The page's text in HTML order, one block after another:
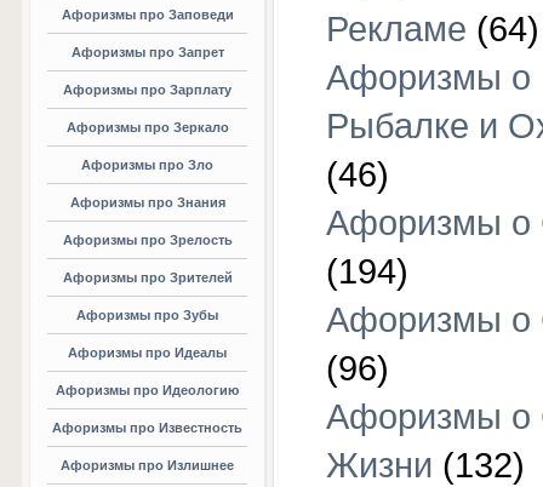
Афоризмы про Заповеди
Афоризмы про Запрет
Афоризмы про Зарплату
Афоризмы про Зеркало
Афоризмы про Зло
Афоризмы про Знания
Афоризмы про Зрелость
Афоризмы про Зрителей
Афоризмы про Зубы
Афоризмы про Идеалы
Афоризмы про Идеологию
Афоризмы про Известность
Афоризмы про Излишнее
Рекламе (64)
Афоризмы о
Рыбалке и
(46)
Афоризмы о
(194)
Афоризмы о
(96)
Афоризмы о
Жизни (132)